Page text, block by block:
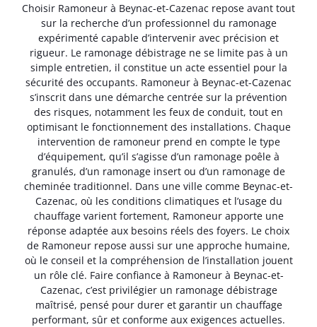
Choisir Ramoneur à Beynac-et-Cazenac repose avant tout
sur la recherche d’un professionnel du ramonage
expérimenté capable d’intervenir avec précision et
rigueur. Le ramonage débistrage ne se limite pas à un
simple entretien, il constitue un acte essentiel pour la
sécurité des occupants. Ramoneur à Beynac-et-Cazenac
s’inscrit dans une démarche centrée sur la prévention
des risques, notamment les feux de conduit, tout en
optimisant le fonctionnement des installations. Chaque
intervention de ramoneur prend en compte le type
d’équipement, qu’il s’agisse d’un ramonage poêle à
granulés, d’un ramonage insert ou d’un ramonage de
cheminée traditionnel. Dans une ville comme Beynac-et-
Cazenac, où les conditions climatiques et l’usage du
chauffage varient fortement, Ramoneur apporte une
réponse adaptée aux besoins réels des foyers. Le choix
de Ramoneur repose aussi sur une approche humaine,
où le conseil et la compréhension de l’installation jouent
un rôle clé. Faire confiance à Ramoneur à Beynac-et-
Cazenac, c’est privilégier un ramonage débistrage
maîtrisé, pensé pour durer et garantir un chauffage
performant, sûr et conforme aux exigences actuelles.